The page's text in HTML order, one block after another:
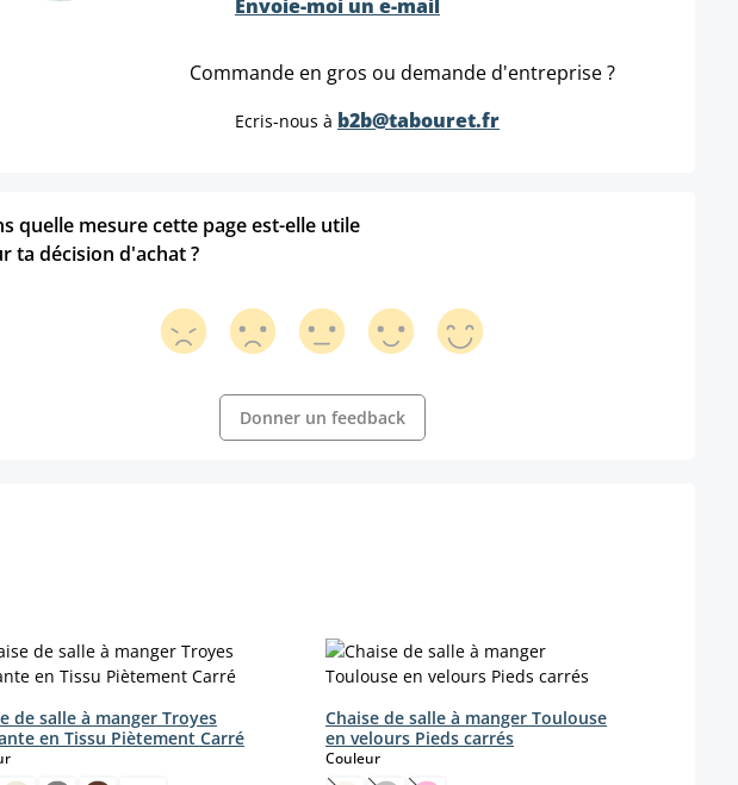
Envoie-moi un e-mail
Commande en gros ou demande d'entreprise ?
Ecris-nous à b2b@tabouret.fr
quelle mesure cette page est-elle utile
ta décision d'achat ?
Donner un feedback
de salle à manger Troyes
en Tissu Piètement Carré
select
Chaise de salle à manger Toulouse
en velours Pieds carrés
Couleurselect